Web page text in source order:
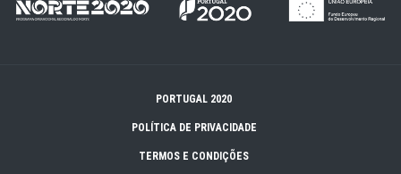
PORTUGAL 2020
POLÍTICA DE PRIVACIDADE
TERMOS E CONDIÇÕES